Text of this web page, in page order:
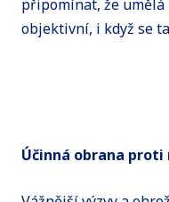
připomínat, že
objektivní, i když se
Účinná obrana